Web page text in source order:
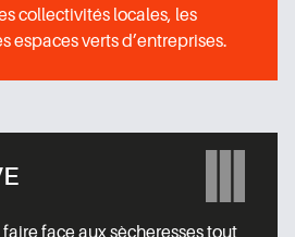
collectivités locales, les
espaces verts d’entreprises.
face aux sècheresses tout